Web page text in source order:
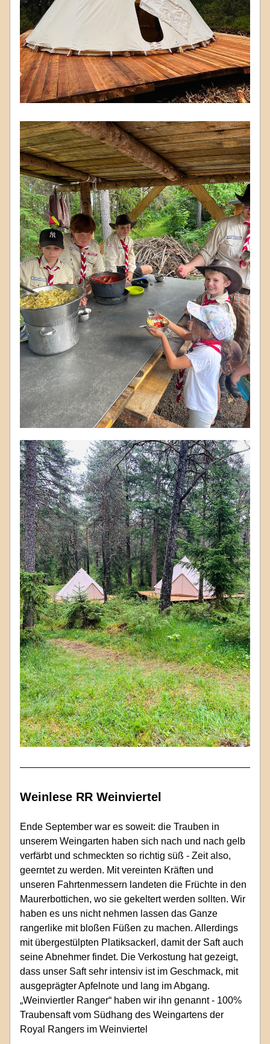
Weinlese RR Weinviertel
Ende September war es soweit: die Trauben in
unserem Weingarten haben sich nach und nach gelb
verfärbt und schmeckten so richtig süß - Zeit also,
geerntet zu werden. Mit vereinten Kräften und
unseren Fahrtenmessern landeten die Früchte in den
Maurerbottichen, wo sie gekeltert werden sollten. Wir
haben es uns nicht nehmen lassen das Ganze
rangerlike mit bloßen Füßen zu machen. Allerdings
mit übergestülpten Platiksackerl, damit der Saft auch
seine Abnehmer findet. Die Verkostung hat gezeigt,
dass unser Saft sehr intensiv ist im Geschmack, mit
ausgeprägter Apfelnote und lang im Abgang.
„Weinviertler Ranger“ haben wir ihn genannt - 100%
Traubensaft vom Südhang des Weingartens der
Royal Rangers im Weinviertel